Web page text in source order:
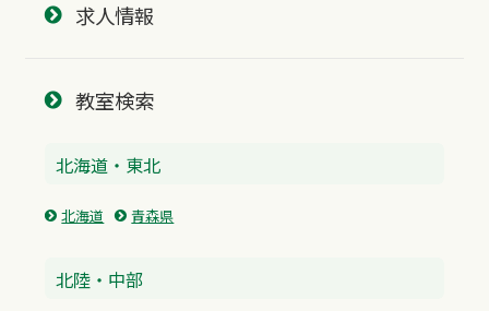
求人情報
教室検索
北海道・東北
北海道 青森県
北陸・中部